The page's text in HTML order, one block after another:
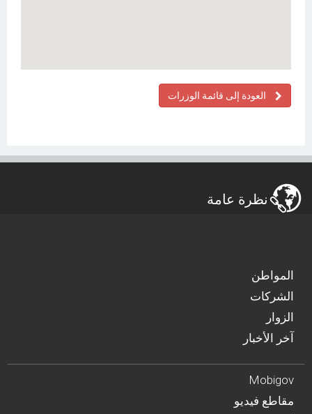
العودة إلى قائمة الوزرات
نظرة عامة
المواطن
الشركات
الزوار
آخر الأخبار
Mobigov
مقاطع فيديو